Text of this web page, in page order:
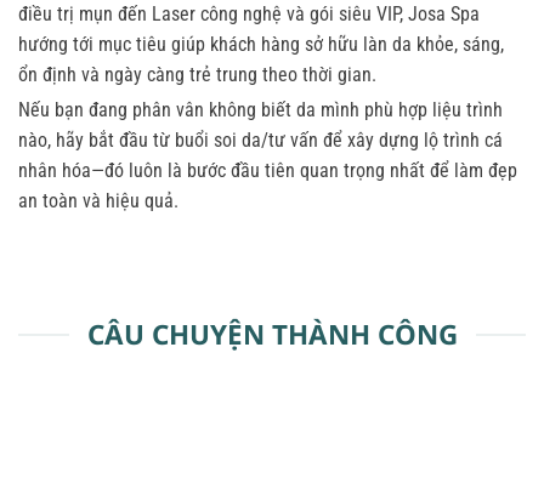
điều trị mụn đến Laser công nghệ và gói siêu VIP, Josa Spa
hướng tới mục tiêu giúp khách hàng sở hữu làn da khỏe, sáng,
ổn định và ngày càng trẻ trung theo thời gian.
Nếu bạn đang phân vân không biết da mình phù hợp liệu trình
nào, hãy bắt đầu từ buổi soi da/tư vấn để xây dựng lộ trình cá
nhân hóa—đó luôn là bước đầu tiên quan trọng nhất để làm đẹp
an toàn và hiệu quả.
CÂU CHUYỆN THÀNH CÔNG